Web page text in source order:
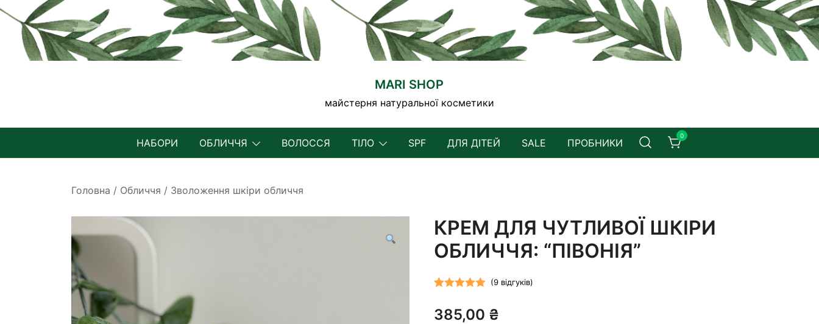
Перейти
вмісту
MARI SHOP
майстерня натуральної косметики
НАБОРИ ОБЛИЧЧЯ ВОЛОССЯ ТІЛО SPF ДЛЯ ДІТЕЙ SALE ПРОБНИКИ
0
Головна / Обличчя / Зволоження шкіри обличчя
КРЕМ ДЛЯ ЧУТЛИВОЇ ШКІРИ
ОБЛИЧЧЯ: “ПІВОНІЯ”
5.00з 5 на
(9відгуків)
385,00 ₴